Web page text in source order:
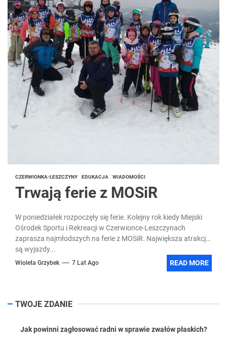
CZERWIONKA-LESZCZYNY EDUKACJA WIADOMOŚCI
Trwają ferie z MOSiR
W poniedziałek rozpoczęły się ferie. Kolejny rok kiedy Miejski
Ośrodek Sportu i Rekreacji w Czerwionce-Leszczynach
zaprasza najmłodszych na ferie z MOSiR. Największa atrakcją
są wyjazdy...
Wioleta Grzybek 7 Lat Ago READ MORE
TWOJE ZDANIE
Jak powinni zagłosować radni w sprawie zwałów płaskich?